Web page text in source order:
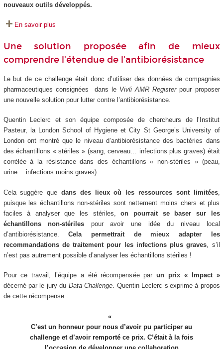
nouveaux outils développés.
En savoir plus
Une solution proposée afin de mieux
comprendre l’étendue de l’antibiorésistance
Le but de ce challenge était donc d’utiliser des données de compagnies
pharmaceutiques consignées dans le Vivli AMR Registerpour proposer
une nouvelle solution pour lutter contre l’antibiorésistance.
Quentin Leclerc et son équipe composée de chercheurs de l’Institut
Pasteur, la London School of Hygiene et City St George’s University of
London ont montré que le niveau d’antibiorésistance des bactéries dans
des échantillons « stériles » (sang, cerveau… infections plus graves) était
corrélée à la résistance dans des échantillons « non-stériles » (peau,
urine… infections moins graves).
Cela suggère que dans des lieux où les ressources sont limitées,
puisque les échantillons non-stériles sont nettement moins chers et plus
faciles à analyser que les stériles,on pourrait se baser sur les
échantillons non-stériles pour avoir une idée du niveau local
d’antibiorésistance.Cela permettrait de mieux adapter les
recommandations de traitement pour les infections plus graves , s’il
n’est pas autrement possible d’analyser les échantillons stériles !
Pour ce travail, l’équipe a été récompensée parun prix « Impact »
décerné par le jury du Data Challenge. Quentin Leclerc s’exprime à propos
de cette récompense :
C’est un honneur pour nous d’avoir pu participer au
challenge et d’avoir remporté ce prix. C’était à la fois